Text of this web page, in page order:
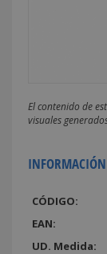
El contenido de
visuales
CÓDIGO:
EAN:
UD. Medida: